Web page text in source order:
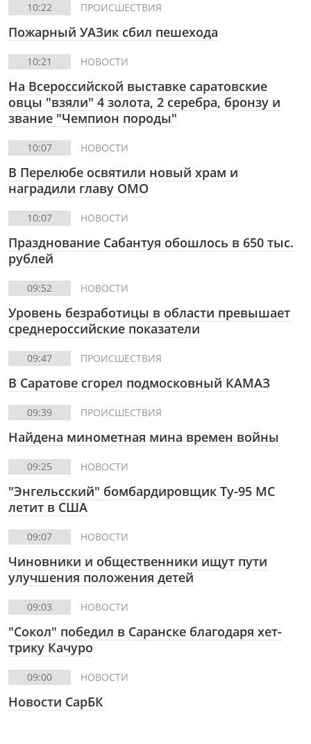
10:22 ПРОИСШЕСТВИЯ
Пожарный УАЗик сбил пешехода
10:21 НОВОСТИ
На Всероссийской выставке саратовские
овцы "взяли" 4 золота, 2 серебра, бронзу и
звание "Чемпион породы"
10:07 НОВОСТИ
В Перелюбе освятили новый храм и
наградили главу ОМО
10:07 НОВОСТИ
Празднование Сабантуя обошлось в 650 тыс.
рублей
09:52 НОВОСТИ
Уровень безработицы в области превышает
среднероссийские показатели
09:47 ПРОИСШЕСТВИЯ
В Саратове сгорел подмосковный КАМАЗ
09:39 ПРОИСШЕСТВИЯ
Найдена минометная мина времен войны
09:25 НОВОСТИ
"Энгельсский" бомбардировщик Ту-95 МС
летит в США
09:07 НОВОСТИ
Чиновники и общественники ищут пути
улучшения положения детей
09:03 НОВОСТИ
"Сокол" победил в Саранске благодаря хет-
трику Качуро
09:00 НОВОСТИ
Новости СарБК